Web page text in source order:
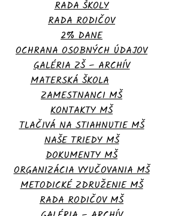
RADA ŠKOLY
RADA RODIČOV
2% DANE
OCHRANA OSOBNÝCH ÚDAJOV
GALÉRIA ZŠ – ARCHÍV
MATERSKÁ ŠKOLA
ZAMESTNANCI MŠ
KONTAKTY MŠ
TLAČIVÁ NA STIAHNUTIE MŠ
NAŠE TRIEDY MŠ
DOKUMENTY MŠ
ORGANIZÁCIA VYUČOVANIA MŠ
METODICKÉ ZDRUŽENIE MŠ
RADA RODIČOV MŠ